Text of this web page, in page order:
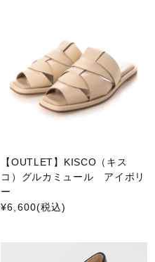
【OUTLET】KISCO（キス
コ）グルカミュール アイボリ
ー
¥6,600(税込)